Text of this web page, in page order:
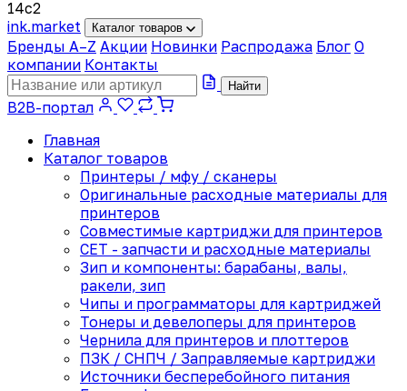
14с2
ink.market Каталог товаров
Бренды A–Z Акции Новинки Распродажа Блог О
компании Контакты
Найти
B2B-портал
Главная
Каталог товаров
Принтеры / мфу / сканеры
Оригинальные расходные материалы для
принтеров
Совместимые картриджи для принтеров
CET - запчасти и расходные материалы
Зип и компоненты: барабаны, валы,
ракели, зип
Чипы и программаторы для картриджей
Тонеры и девелоперы для принтеров
Чернила для принтеров и плоттеров
ПЗК / СНПЧ / Заправляемые картриджи
Источники бесперебойного питания